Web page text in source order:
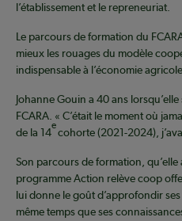
l’établissement et le repreneuriat.
Le parcours de formation du
mieux les rouages du modèle
indispensable à l’économie
Johanne Gouin a 40 ans
FCARA. « C’était le moment où
de la 14
e
cohorte (2021-2024),
Son parcours de formation,
programme Action relève coop
lui donne le goût d’approfondir
même temps que ses